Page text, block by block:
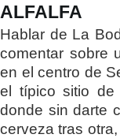
ALFALFA
Hablar de La
comentar sobre
en el centro de
el típico sitio de
donde sin darte
cerveza tras